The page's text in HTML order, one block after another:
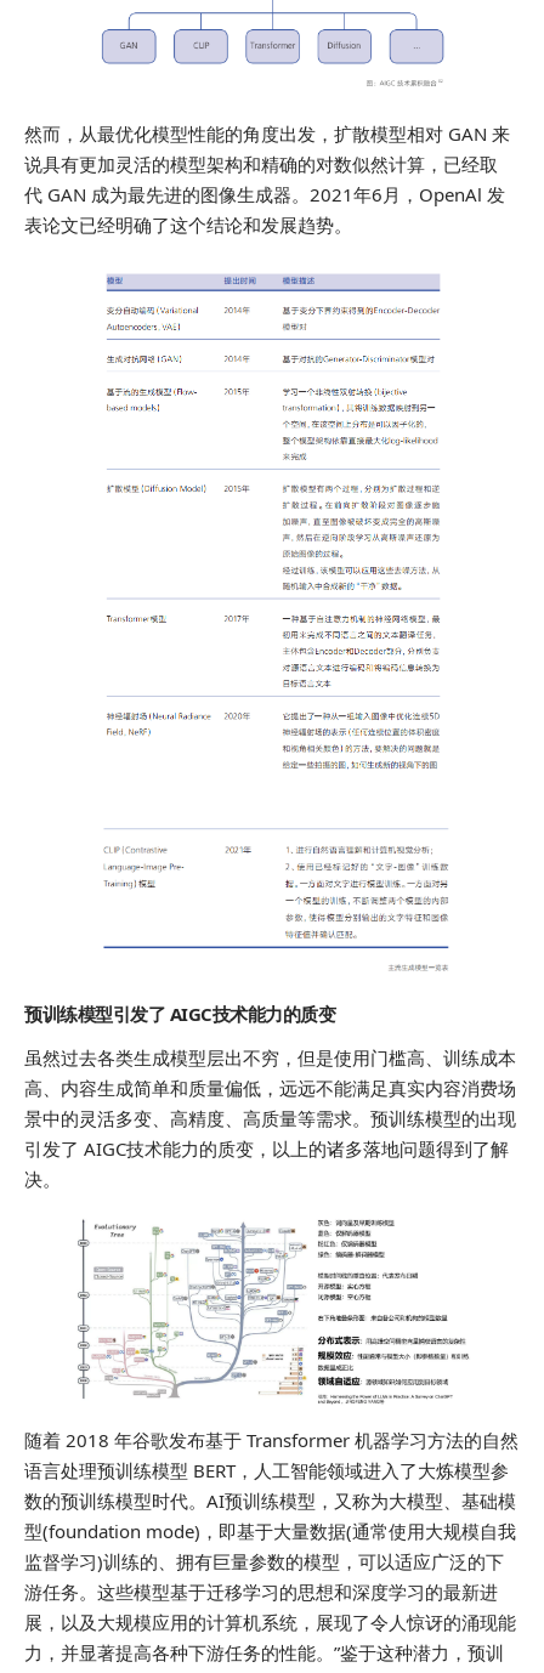
然而，从最优化模型性能的角度出发，扩散模型相对 GAN 来
说具有更加灵活的模型架构和精确的对数似然计算，已经取
代 GAN 成为最先进的图像生成器。2021年6月，OpenAl 发
表论文已经明确了这个结论和发展趋势。
预训练模型引发了 AIGC技术能力的质变
虽然过去各类生成模型层出不穷，但是使用门槛高、训练成本
高、内容生成简单和质量偏低，远远不能满足真实内容消费场
景中的灵活多变、高精度、高质量等需求。预训练模型的出现
引发了 AIGC技术能力的质变，以上的诸多落地问题得到了解
决。
随着 2018 年谷歌发布基于 Transformer 机器学习方法的自然
语言处理预训练模型 BERT，人工智能领域进入了大炼模型参
数的预训练模型时代。AI预训练模型，又称为大模型、基础模
型(foundation mode)，即基于大量数据(通常使用大规模自我
监督学习)训练的、拥有巨量参数的模型，可以适应广泛的下
游任务。这些模型基于迁移学习的思想和深度学习的最新进
展，以及大规模应用的计算机系统，展现了令人惊讶的涌现能
力，并显著提高各种下游任务的性能。”鉴于这种潜力，预训